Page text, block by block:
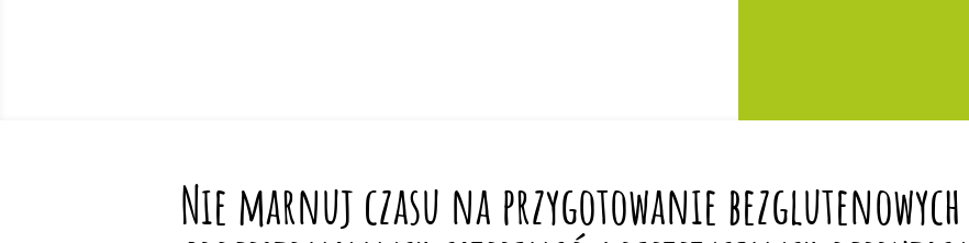
Nie marnuj czasu na przygotowanie